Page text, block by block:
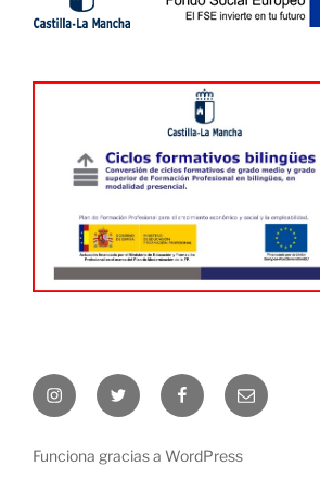
InstagramTwitter FacebookCorreo
electrónico
Funciona gracias a WordPress